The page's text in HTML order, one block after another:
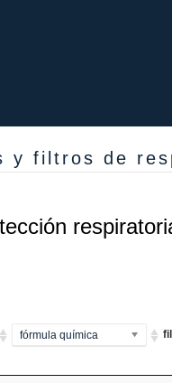
y filtros de
fórmula química